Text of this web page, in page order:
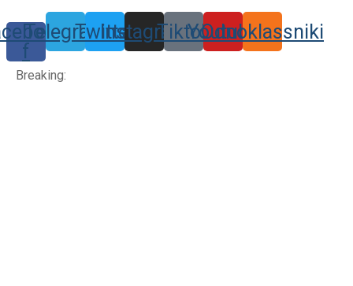
f
TelegramTwitter
Instagram
TiktokYoutube
Odnoklassniki
Breaking: